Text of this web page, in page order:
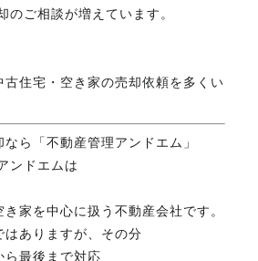
のご相談が増えています。
古住宅・空き家の売却依頼を多くい
ら「不動産管理アンドエム」
ンドエムは
家を中心に扱う不動産会社です。
ありますが、その分
ら最後まで対応